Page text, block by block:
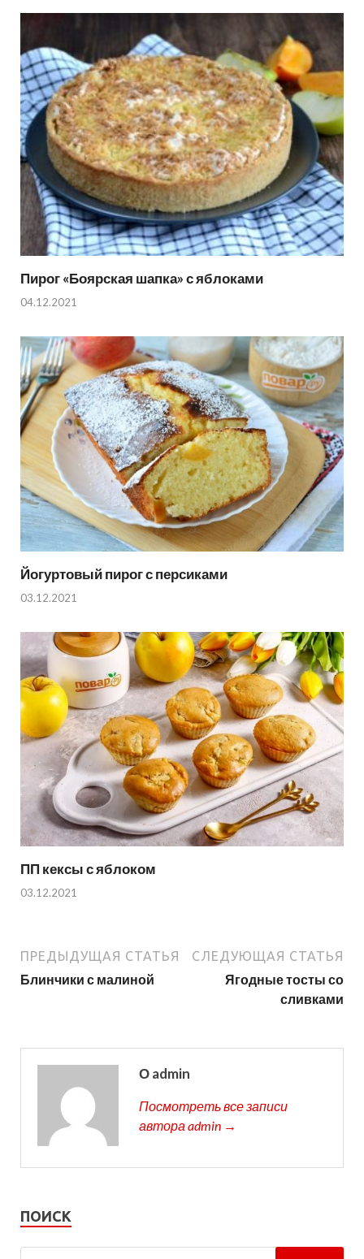
Пирог «Боярская шапка» с яблоками
04.12.2021
Йогуртовый пирог с персиками
03.12.2021
ПП кексы с яблоком
03.12.2021
ПРЕДЫДУЩАЯ СТАТЬЯ
Блинчики с малиной
СЛЕДУЮЩАЯ СТАТЬЯ
Ягодные тосты со
сливками
О admin
Посмотреть все записи
автора admin →
ПОИСК